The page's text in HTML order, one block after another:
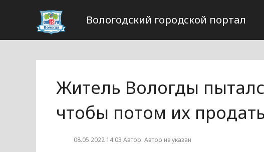
Вологодский городской портал
Житель Вологды
чтобы потом их
08.05.2022 14:03 Автор: Автор не указан